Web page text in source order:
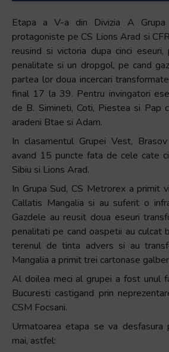
Etapa a V-a din Divizia A
protagoniste pe CS Lions Arad si
reusind si victoria dupa cinci eseuri,
penalitate si un dropgol, pe cand
partea lor doua incercari
final 17 la 39. Pentru invingatori
de B. Simineti, Coti, Piestea si Pap
aradeni Btae si Adam.
In clasamentul Grupei Vest,
avand 15 puncte fata de cele cate
Sibiu si Lions Arad.
In Grupa Sud, CS Metrorex a primit
Callatis Mangalia si au suferit o
Gazdele au reusit doua eseuri
penalitati pe cand oaspetii au culcat
terenul de tinta advers si au
Mangalia a primit trei cartonase
Al doilea meci al grupei a fost unul
Bucuresti castigand prin
CSM Focsani.
Urmatoarea etapa se va
mai, astfel: